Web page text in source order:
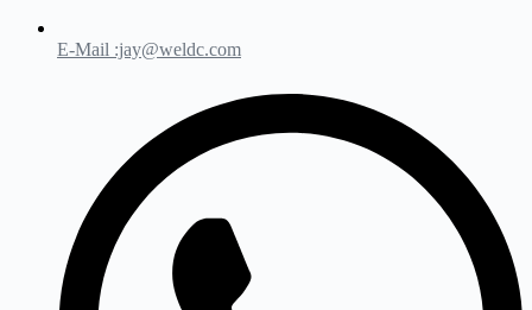
E-Mail :jay@weldc.com